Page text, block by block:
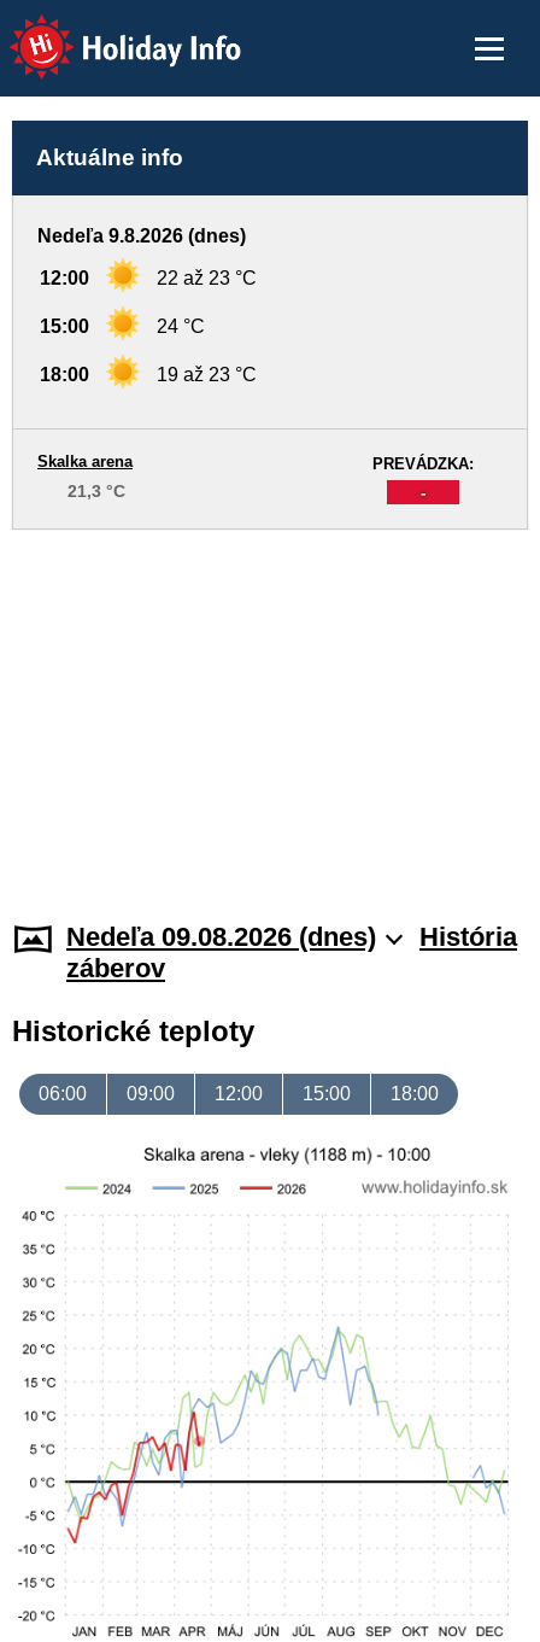
Holiday Info
Aktuálne info
Nedeľa 9.8.2026 (dnes)
12:00 22 až 23 °C
15:00 24 °C
18:00 19 až 23 °C
PREVÁDZKA:
-
Skalka arena
21,3 °C
Nedeľa 09.08.2026 (dnes)
História
záberov
Historické teploty
06:00 09:00 12:00 15:00 18:00